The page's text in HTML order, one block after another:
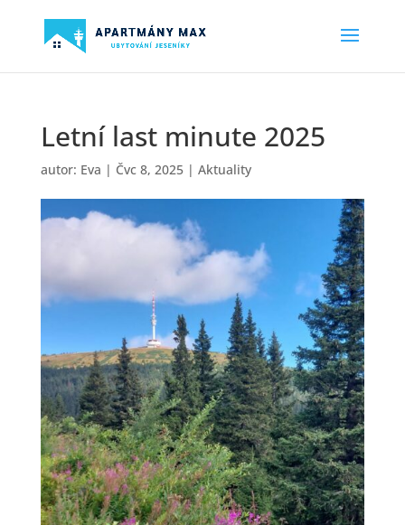
Letní last minute 2025
autor: Eva | Čvc 8, 2025| Aktuality